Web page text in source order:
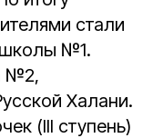
стали
школы №1.
№2,
Халани.
(III ступень)